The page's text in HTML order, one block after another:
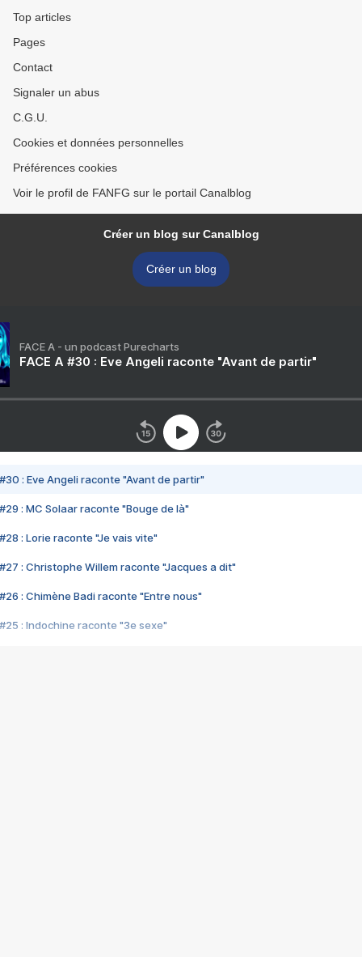
Top articles
Pages
Contact
Signaler un abus
C.G.U.
Cookies et données personnelles
Préférences cookies
Voir le profil de FANFG sur le portail Canalblog
Créer un blog sur Canalblog
Créer un blog
FACE A - un podcast Purecharts
FACE A #30 : Eve Angeli raconte "Avant de partir"
#30 : Eve Angeli raconte "Avant de partir"
#29 : MC Solaar raconte "Bouge de là"
#28 : Lorie raconte "Je vais vite"
#27 : Christophe Willem raconte "Jacques a dit"
#26 : Chimène Badi raconte "Entre nous"
#25 : Indochine raconte "3e sexe"